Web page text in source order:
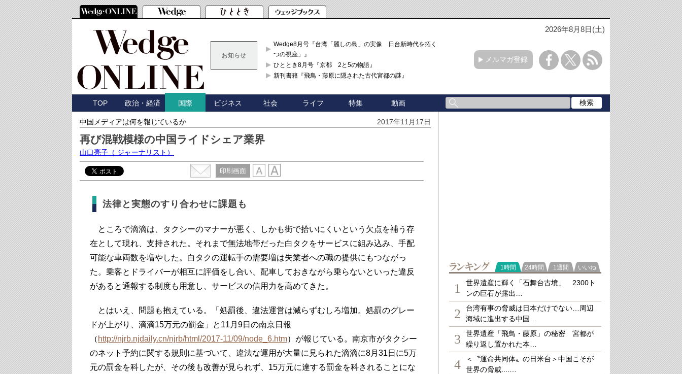
2026年8月8日(土)
お知らせ
Wedge8月号『台湾「麗しの島」の実像 日台新時代を拓く「3
つの視座」』
ひととき8月号『京都 2と5の物語』
新刊書籍『飛鳥・藤原に隠された古代宮都の謎』
メルマガ登録
TOP 政治・経済 国際 ビジネス 社会 ライフ 特集 動画
中国メディアは何を報じているか 2017年11月17日
再び混戦模様の中国ライドシェア業界
山口亮子 （ ジャーナリスト）
印刷画面
法律と実態のすり合わせに課題も
ところで滴滴は、タクシーのマナーが悪く、しかも街で拾いにくいという欠点を補う存
在として現れ、支持された。それまで無法地帯だった白タクをサービスに組み込み、手配
可能な車両数を増やした。白タクの運転手の需要増は失業者への職の提供にもつながっ
た。乗客とドライバーが相互に評価をし合い、配車しておきながら乗らないといった違反
があると通報する制度も用意し、サービスの信用力を高めてきた。
とはいえ、問題も抱えている。「処罰後、違法運営は減らずむしろ増加。処罰のグレー
ドが上がり、滴滴15万元の罰金」と11月9日の南京日報
（ http://njrb.njdaily.cn/njrb/html/2017-11/09/node_6.htm）が報じている。南京市がタクシー
のネット予約に関する規則に基づいて、違法な運用が大量に見られた滴滴に8月31日に5万
元の罰金を科したが、その後も改善が見られず、15万元に達する罰金を科されることにな
ランキング
1時間 24時間 1週間 いいね
1
世界遺産に輝く「石舞台古墳」 2300ト
ンの巨石が露出…
2
台湾有事の脅威は日本だけでない…周辺
海域に進出する中国…
3
世界遺産「飛鳥・藤原」の秘密 宮都が
繰り返し置かれた本…
4
＜〝運命共同体〟の日米台＞中国こそが
世界の脅威....…